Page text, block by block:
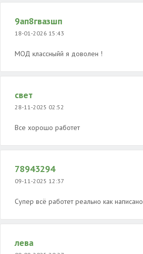
9ап8гвазшп
18-01-2026 15:43
МОД классныйй я доволен !
свет
28-11-2025 02:52
Все хорошо работет
78943294
09-11-2025 12:37
Супер всё работет реально как написано
лева